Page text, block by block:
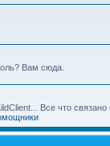
Вам сюда.
Все что